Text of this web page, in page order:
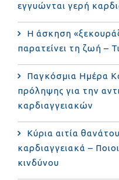
εγγυώνται γερή
Η άσκηση
παρατείνει τη ζωή –
Παγκόσμια Ημέρα
πρόληψης για την
καρδιαγγειακών
Κύρια αιτία
καρδιαγγειακά –
κινδύνου